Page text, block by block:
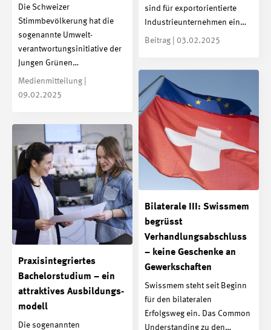
Die Schweizer
Stimmbevölkerung hat die
sogenannte Umwelt­
verantwortungs­initiative der
Jungen Grünen…
Medienmitteilung |
09.02.2025
sind für exportorientierte
Industrieunternehmen ein…
Beitrag | 03.02.2025
Bilaterale III: Swissmem
begrüsst
Verhandlungsabschluss
– keine Geschenke an
Gewerkschaften
Swissmem steht seit Beginn
für den bilateralen
Erfolgsweg ein. Das Common
Understanding zu den…
Praxis­integriertes
Bachelor­studium – ein
attraktives Ausbildungs­
modell
Die sogenannten